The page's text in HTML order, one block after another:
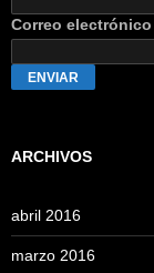
Correo electrónico
ENVIAR
ARCHIVOS
abril 2016
marzo 2016